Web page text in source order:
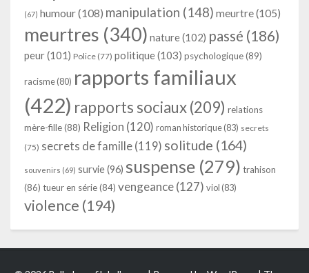
(67) humour(108) manipulation (148) meurtre(105)
meurtres (340) nature(102) passé (186)
peur(101) Police (77) politique(103) psychologique(89)
racisme (80) rapports familiaux
(422) rapports sociaux(209) relations
mère-fille(88) Religion (120) roman historique(83) secrets
(75) secrets de famille (119) solitude (164)
souvenirs (69) survie(96) suspense (279) trahison
(86) tueur en série(84) vengeance(127) viol (83)
violence (194)